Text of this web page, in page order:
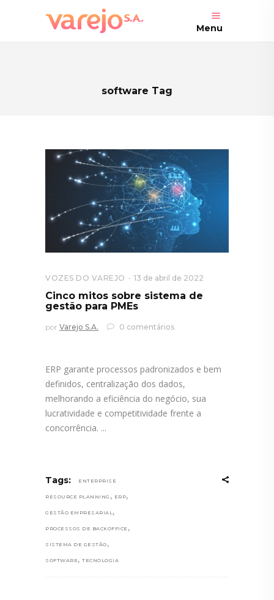
Menu
software Tag
VOZES DO VAREJO 13 de abril de 2022
Cinco mitos sobre sistema de
gestão para PMEs
por Varejo S.A. 0 comentários
ERP garante processos padronizados e bem
definidos, centralização dos dados,
melhorando a eficiência do negócio, sua
lucratividade e competitividade frente a
concorrência.
Tags: ENTERPRISE
RESOURCE PLANNING , ERP,
GESTÃO EMPRESARIAL ,
PROCESSOS DE BACKOFFICE ,
SISTEMA DE GESTÃO ,
SOFTWARE , TECNOLOGIA